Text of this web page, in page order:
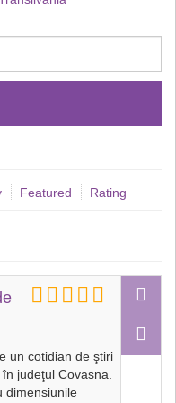
Featured Rating
un cotidian de ştiri
judeţul Covasna.
dimensiunile